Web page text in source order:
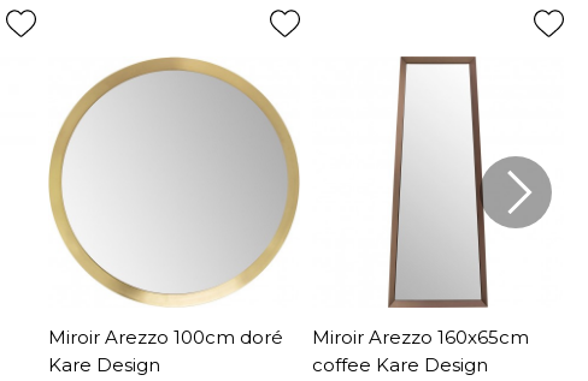
Miroir Arezzo 100cm doré
Kare Design
Miroir Arezzo 160x65cm
coffee Kare Design